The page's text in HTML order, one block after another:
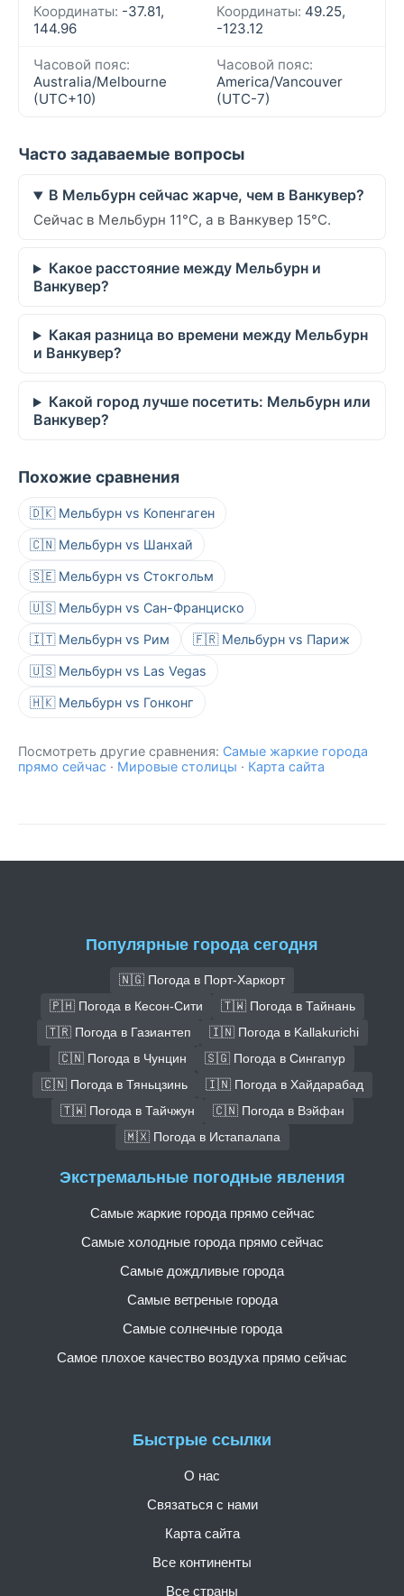
Координаты: -37.81,
144.96
Координаты: 49.25,
-123.12
Часовой пояс:
Australia/Melbourne
(UTC+10)
Часовой пояс:
America/Vancouver
(UTC-7)
Часто задаваемые вопросы
В Мельбурн сейчас жарче, чем в Ванкувер?
Сейчас в Мельбурн 11°C, а в Ванкувер 15°C.
Какое расстояние между Мельбурн и
Ванкувер?
Какая разница во времени между Мельбурн
и Ванкувер?
Какой город лучше посетить: Мельбурн или
Ванкувер?
Похожие сравнения
🇩🇰 Мельбурн vs Копенгаген
🇨🇳 Мельбурн vs Шанхай
🇸🇪 Мельбурн vs Стокгольм
🇺🇸 Мельбурн vs Сан-Франциско
🇮🇹 Мельбурн vs Рим 🇫🇷 Мельбурн vs Париж
🇺🇸 Мельбурн vs Las Vegas
🇭🇰 Мельбурн vs Гонконг
Посмотреть другие сравнения: Самые жаркие города
прямо сейчас · Мировые столицы · Карта сайта
Популярные города сегодня
🇳🇬 Погода в Порт-Харкорт
🇵🇭 Погода в Кесон-Сити
🇹🇼 Погода в Тайнань
🇹🇷 Погода в Газиантеп
🇮🇳 Погода в Kallakurichi
🇨🇳 Погода в Чунцин
🇸🇬 Погода в Сингапур
🇨🇳 Погода в Тяньцзинь
🇮🇳 Погода в Хайдарабад
🇹🇼 Погода в Тайчжун
🇨🇳 Погода в Вэйфан
🇲🇽 Погода в Истапалапа
Быстрые ссылки
О нас
Связаться с нами
Карта сайта
Все континенты
Все страны
Экстремальные погодные явления
Самые жаркие города прямо сейчас
Самые холодные города прямо сейчас
Самые дождливые города
Самые ветреные города
Самые солнечные города
Самое плохое качество воздуха прямо сейчас